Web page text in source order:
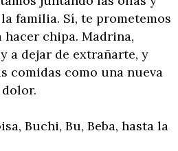
familia. Sí, te prometemos
hacer chipa. Madrina,
a dejar de extrañarte, y
comidas como una nueva
Buchi, Bu, Beba, hasta la